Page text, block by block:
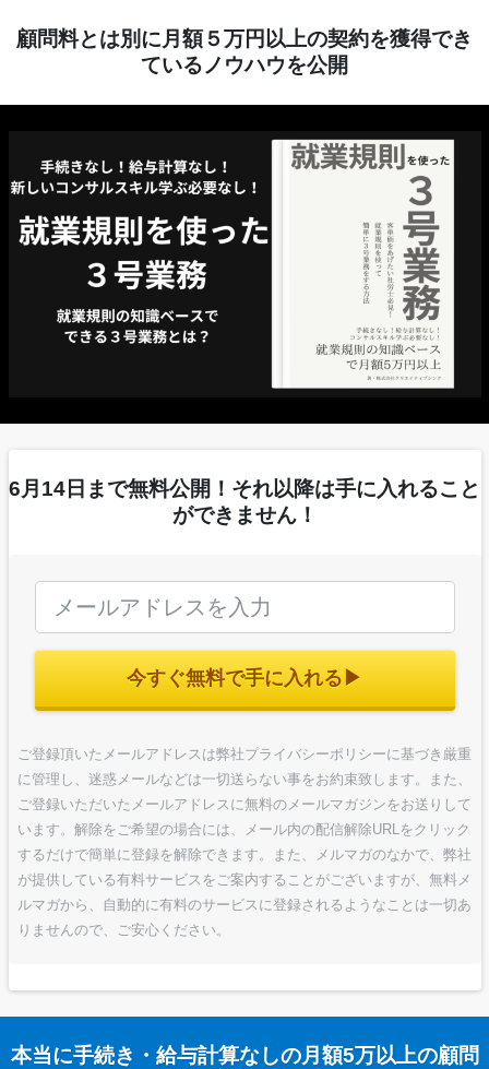
顧問料とは別に月額５万円以上の契約を獲得でき
ているノウハウを公開
6月14日まで無料公開！それ以降は手に入れること
ができません！
今すぐ無料で手に入れる▶︎
ご登録頂いたメールアドレスは弊社プライバシーポリシーに基づき厳重
に管理し、迷惑メールなどは一切送らない事をお約束致します。また、
ご登録いただいたメールアドレスに無料のメールマガジンをお送りして
います。解除をご希望の場合には、メール内の配信解除URLをクリック
するだけで簡単に登録を解除できます。また、メルマガのなかで、弊社
が提供している有料サービスをご案内することがございますが、無料メ
ルマガから、自動的に有料のサービスに登録されるようなことは一切あ
りませんので、ご安心ください。
本当に手続き・給与計算なしの月額5万以上の顧問